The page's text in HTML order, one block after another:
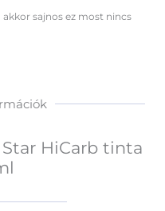
sajnos ez most nincs
HiCarb tinta